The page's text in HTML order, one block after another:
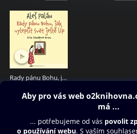
Rady pánu Bohu, jak vylepšit svět ještě líp
249 Kč
Obsah ke stažení